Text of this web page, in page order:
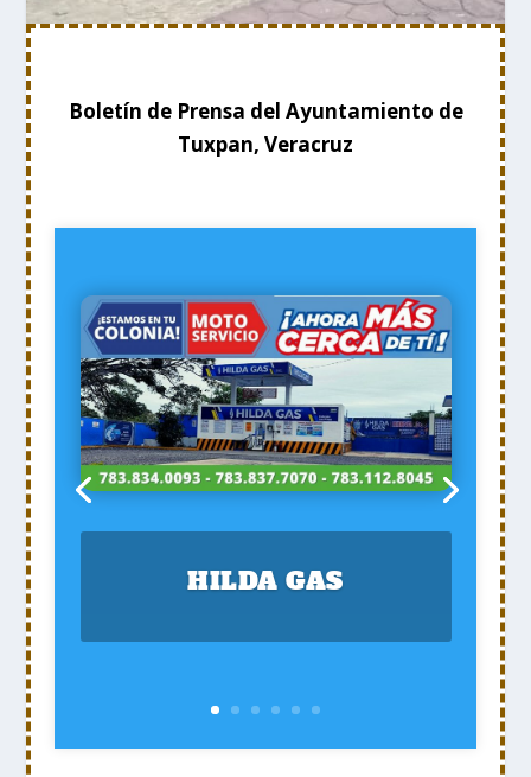
Boletín de Prensa del Ayuntamiento de
Tuxpan, Veracruz
HILDA GAS